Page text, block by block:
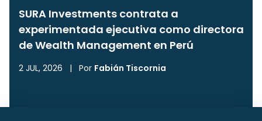
SURA Investments contrata a
experimentada ejecutiva como directora
de Wealth Management en Perú
2 JUL, 2026 | Por Fabián Tiscornia